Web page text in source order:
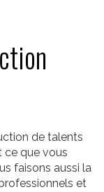
de talents
ce que vous
faisons aussi la
et